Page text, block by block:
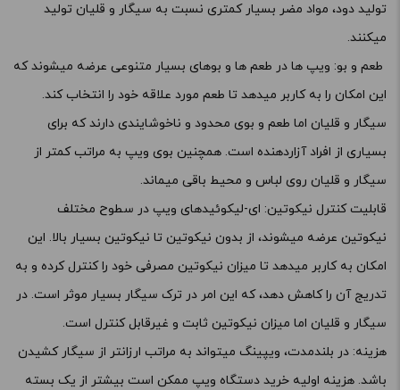
تولید دود، مواد مضر بسیار کمتری نسبت به سیگار و قلیان تولید
میکنند.
طعم و بو: ویپ ها در طعم ها و بوهای بسیار متنوعی عرضه میشوند که
این امکان را به کاربر میدهد تا طعم مورد علاقه خود را انتخاب کند.
سیگار و قلیان اما طعم و بوی محدود و ناخوشایندی دارند که برای
بسیاری از افراد آزاردهنده است. همچنین بوی ویپ به مراتب کمتر از
سیگار و قلیان روی لباس و محیط باقی میماند.
قابلیت کنترل نیکوتین: ای-لیکوئیدهای ویپ در سطوح مختلف
نیکوتین عرضه میشوند، از بدون نیکوتین تا نیکوتین بسیار بالا. این
امکان به کاربر میدهد تا میزان نیکوتین مصرفی خود را کنترل کرده و به
تدریج آن را کاهش دهد، که این امر در ترک سیگار بسیار موثر است. در
سیگار و قلیان اما میزان نیکوتین ثابت و غیرقابل کنترل است.
هزینه: در بلندمدت، ویپینگ میتواند به مراتب ارزانتر از سیگار کشیدن
باشد. هزینه اولیه خرید دستگاه ویپ ممکن است بیشتر از یک بسته